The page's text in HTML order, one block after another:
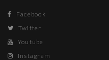
Facebook
Twitter
Youtube
Instagram